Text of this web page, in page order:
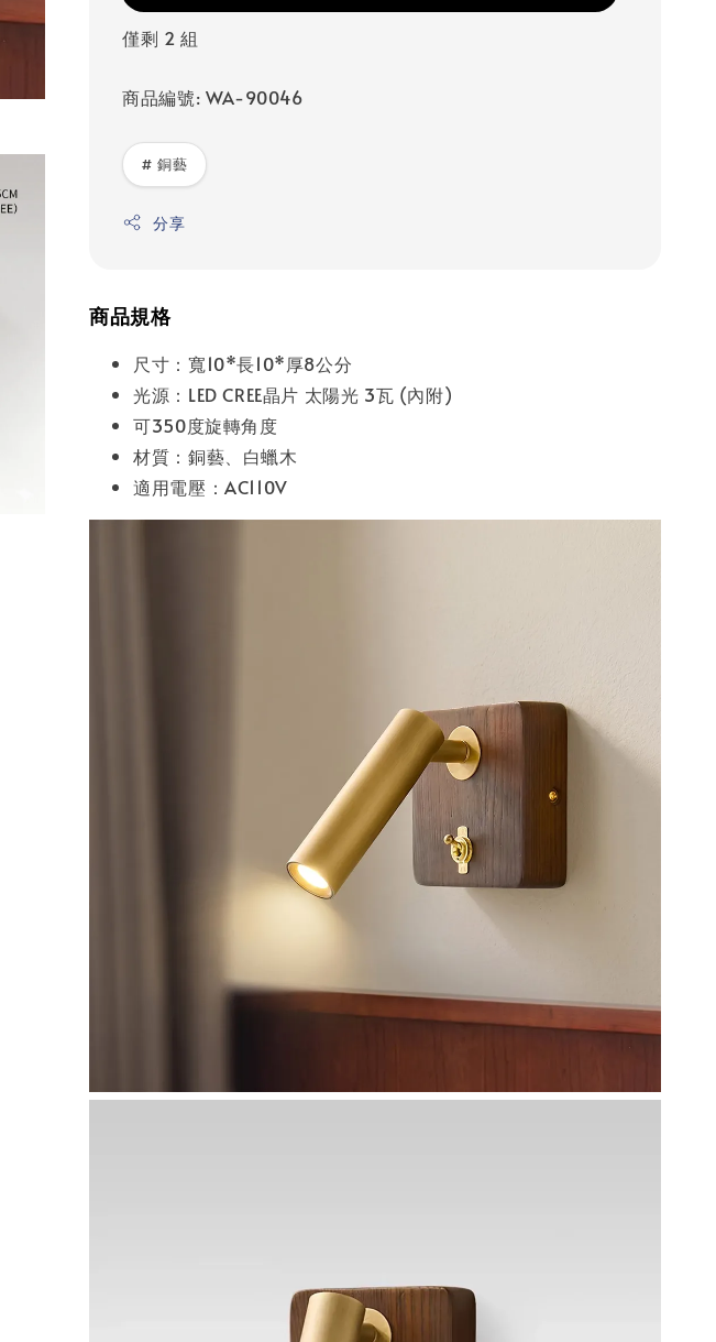
僅剩 2 組
商品編號: WA-90046
# 銅藝
分享
商品規格
尺寸：寬10*長10*厚8公分
光源：LED CREE晶片 太陽光 3瓦 (內附)
可350度旋轉角度
材質：銅藝、白蠟木
適用電壓：AC110V